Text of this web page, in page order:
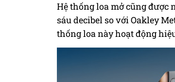
Hệ thống loa mở cũng được
sáu decibel so với Oakley
thống loa này hoạt động